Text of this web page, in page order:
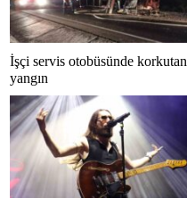
İşçi servis otobüsünde korkutan
yangın